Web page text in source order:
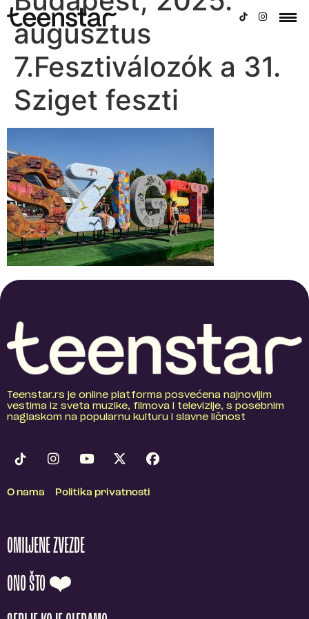
augusztus
7.Fesztiválozók a 31.
Sziget feszti
Teenstar.rs je online platforma posvećena najnovijim
vestima iz sveta muzike, filmova i televizije, s posebnim
naglaskom na popularnu kulturu i slavne ličnost
O nama Politika privatnosti
OMILJENE ZVEZDE
ONO ŠTO ❤️